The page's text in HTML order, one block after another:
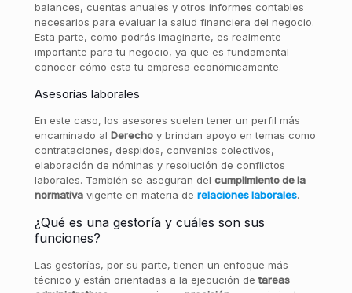
balances, cuentas anuales y otros informes contables
necesarios para evaluar la salud financiera del negocio.
Esta parte, como podrás imaginarte, es realmente
importante para tu negocio, ya que es fundamental
conocer cómo esta tu empresa económicamente.
Asesorías laborales
En este caso, los asesores suelen tener un perfil más
encaminado al Derechoy brindan apoyo en temas como
contrataciones, despidos, convenios colectivos,
elaboración de nóminas y resolución de conflictos
laborales. También se aseguran del cumplimiento de la
normativavigente en materia de relaciones laborales.
¿Qué es una gestoría y cuáles son sus
funciones?
Las gestorías, por su parte, tienen un enfoque más
técnico y están orientadas a la ejecución detareas